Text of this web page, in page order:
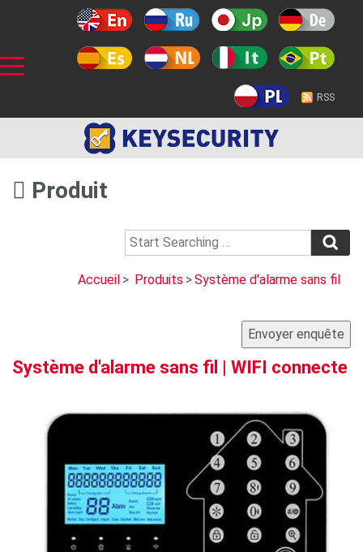
RSS
Produit
Accueil > Produits >Système d'alarme sans fil
Système d'alarme sans fil | WIFI connecte